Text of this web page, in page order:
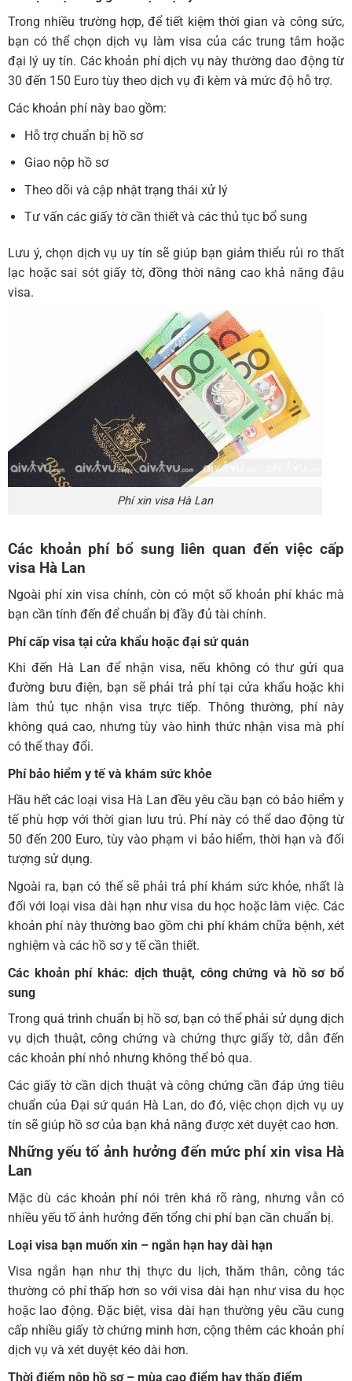
Trong nhiều trường hợp, để tiết kiệm thời gian và công sức,
bạn có thể chọn dịch vụ làm visa của các trung tâm hoặc
đại lý uy tín. Các khoản phí dịch vụ này thường dao động từ
30 đến 150 Euro tùy theo dịch vụ đi kèm và mức độ hỗ trợ.
Các khoản phí này bao gồm:
Hỗ trợ chuẩn bị hồ sơ
Giao nộp hồ sơ
Theo dõi và cập nhật trạng thái xử lý
Tư vấn các giấy tờ cần thiết và các thủ tục bổ sung
Lưu ý, chọn dịch vụ uy tín sẽ giúp bạn giảm thiểu rủi ro thất
lạc hoặc sai sót giấy tờ, đồng thời nâng cao khả năng đậu
visa.
Phí xin visa Hà Lan
Các khoản phí bổ sung liên quan đến việc cấp
visa Hà Lan
Ngoài phí xin visa chính, còn có một số khoản phí khác mà
bạn cần tính đến để chuẩn bị đầy đủ tài chính.
Phí cấp visa tại cửa khẩu hoặc đại sứ quán
Khi đến Hà Lan để nhận visa, nếu không có thư gửi qua
đường bưu điện, bạn sẽ phải trả phí tại cửa khẩu hoặc khi
làm thủ tục nhận visa trực tiếp. Thông thường, phí này
không quá cao, nhưng tùy vào hình thức nhận visa mà phí
có thể thay đổi.
Phí bảo hiểm y tế và khám sức khỏe
Hầu hết các loại visa Hà Lan đều yêu cầu bạn có bảo hiểm y
tế phù hợp với thời gian lưu trú. Phí này có thể dao động từ
50 đến 200 Euro, tùy vào phạm vi bảo hiểm, thời hạn và đối
tượng sử dụng.
Ngoài ra, bạn có thể sẽ phải trả phí khám sức khỏe, nhất là
đối với loại visa dài hạn như visa du học hoặc làm việc. Các
khoản phí này thường bao gồm chi phí khám chữa bệnh, xét
nghiệm và các hồ sơ y tế cần thiết.
Các khoản phí khác: dịch thuật, công chứng và hồ sơ bổ
sung
Trong quá trình chuẩn bị hồ sơ, bạn có thể phải sử dụng dịch
vụ dịch thuật, công chứng và chứng thực giấy tờ, dẫn đến
các khoản phí nhỏ nhưng không thể bỏ qua.
Các giấy tờ cần dịch thuật và công chứng cần đáp ứng tiêu
chuẩn của Đại sứ quán Hà Lan, do đó, việc chọn dịch vụ uy
tín sẽ giúp hồ sơ của bạn khả năng được xét duyệt cao hơn.
Những yếu tố ảnh hưởng đến mức phí xin visa Hà
Lan
Mặc dù các khoản phí nói trên khá rõ ràng, nhưng vẫn có
nhiều yếu tố ảnh hưởng đến tổng chi phí bạn cần chuẩn bị.
Loại visa bạn muốn xin – ngắn hạn hay dài hạn
Visa ngắn hạn như thị thực du lịch, thăm thân, công tác
thường có phí thấp hơn so với visa dài hạn như visa du học
hoặc lao động. Đặc biệt, visa dài hạn thường yêu cầu cung
cấp nhiều giấy tờ chứng minh hơn, cộng thêm các khoản phí
dịch vụ và xét duyệt kéo dài hơn.
Thời điểm nộp hồ sơ – mùa cao điểm hay thấp điểm